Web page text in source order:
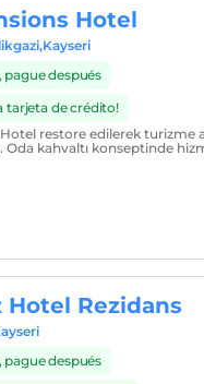
Hotel
pague después
tarjeta de crédito!
restore edilerek turizme
Oda kahvaltı konseptinde
Hotel Rezidans
pague después